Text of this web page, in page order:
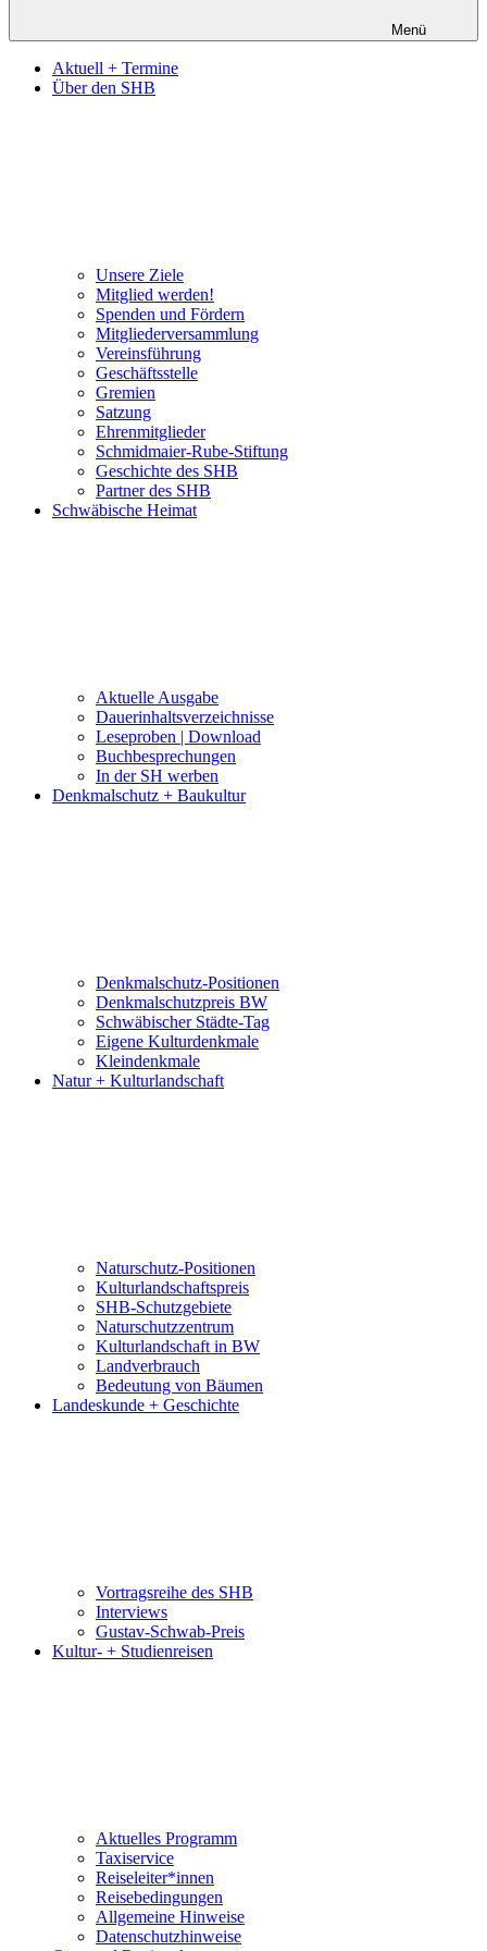
Menü
Aktuell + Termine
Über den SHB
Unsere Ziele
Mitglied werden!
Spenden und Fördern
Mitgliederversammlung
Vereinsführung
Geschäftsstelle
Gremien
Satzung
Ehrenmitglieder
Schmidmaier-Rube-Stiftung
Geschichte des SHB
Partner des SHB
Schwäbische Heimat
Aktuelle Ausgabe
Dauerinhaltsverzeichnisse
Leseproben | Download
Buchbesprechungen
In der SH werben
Denkmalschutz + Baukultur
Denkmalschutz-Positionen
Denkmalschutzpreis BW
Schwäbischer Städte-Tag
Eigene Kulturdenkmale
Kleindenkmale
Natur + Kulturlandschaft
Naturschutz-Positionen
Kulturlandschaftspreis
SHB-Schutzgebiete
Naturschutzzentrum
Kulturlandschaft in BW
Landverbrauch
Bedeutung von Bäumen
Landeskunde + Geschichte
Vortragsreihe des SHB
Interviews
Gustav-Schwab-Preis
Kultur- + Studienreisen
Aktuelles Programm
Taxiservice
Reiseleiter*innen
Reisebedingungen
Allgemeine Hinweise
Datenschutzhinweise